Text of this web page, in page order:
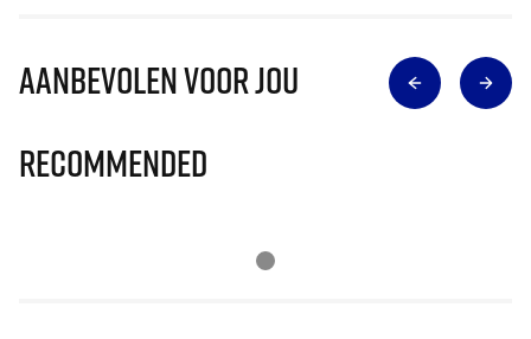
Aanbevolen voor jou
Recommended